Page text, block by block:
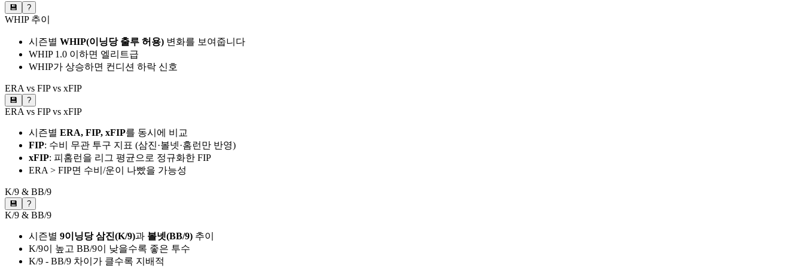
💾 ?
WHIP 추이
시즌별 WHIP(이닝당 출루 허용) 변화를 보여줍니다
WHIP 1.0 이하면 엘리트급
WHIP가 상승하면 컨디션 하락 신호
ERA vs FIP vs xFIP
💾 ?
ERA vs FIP vs xFIP
시즌별 ERA, FIP, xFIP를 동시에 비교
FIP: 수비 무관 투구 지표 (삼진·볼넷·홈런만 반영)
xFIP: 피홈런을 리그 평균으로 정규화한 FIP
ERA > FIP면 수비/운이 나빴을 가능성
K/9 & BB/9
💾 ?
K/9 & BB/9
시즌별 9이닝당 삼진(K/9)과 볼넷(BB/9) 추이
K/9이 높고 BB/9이 낮을수록 좋은 투수
K/9 - BB/9 차이가 클수록 지배적